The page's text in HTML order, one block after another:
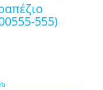
555)